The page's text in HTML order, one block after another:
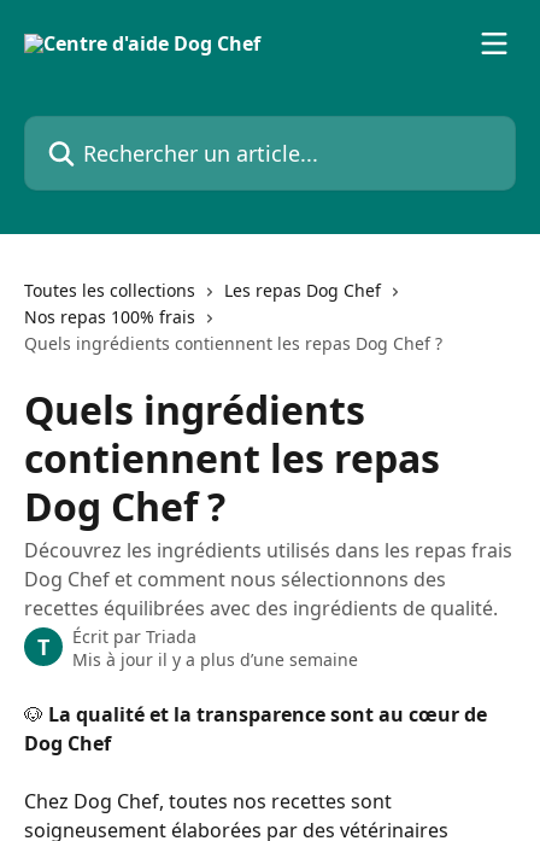
Rechercher un article...
Toutes les collections
Les repas Dog Chef
Nos repas 100% frais
Quels ingrédients contiennent les repas Dog Chef ?
Quels ingrédients
contiennent les repas
Dog Chef ?
Découvrez les ingrédients utilisés dans les repas frais
Dog Chef et comment nous sélectionnons des
recettes équilibrées avec des ingrédients de qualité.
T Écrit par Triada
Mis à jour il y a plus d’une semaine
🐶 La qualité et la transparence sont au cœur de
Dog Chef
Chez Dog Chef, toutes nos recettes sont
soigneusement élaborées par des vétérinaires